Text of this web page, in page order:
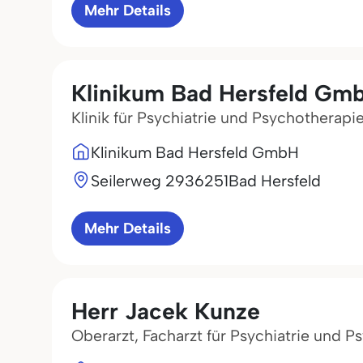
Mehr Details
Klinikum Bad Hersfeld
Klinik für Psychiatrie und Psychotherapie
Klinikum Bad Hersfeld GmbH
Seilerweg 2936251Bad Hersfeld
Mehr Details
Herr Jacek Kunze
Oberarzt, Facharzt für Psychiatrie und